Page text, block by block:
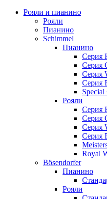
Рояли и пианино
Рояли
Пианино
Schimmel
Пианино
Серия
Серия
Серия
Серия
Рояли
Серия
Серия
Серия
Серия
Royal
Bösendorfer
Пианино
Рояли